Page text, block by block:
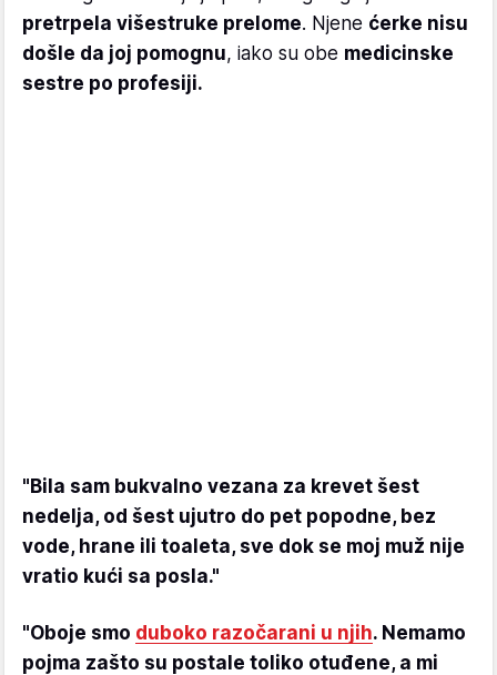
pretrpela višestruke prelome. Njene ćerke nisu
došle da joj pomognu, iako su obe medicinske
sestre po profesiji.
"Bila sam bukvalno vezana za krevet šest
nedelja, od šest ujutro do pet popodne, bez
vode, hrane ili toaleta, sve dok se moj muž nije
vratio kući sa posla."
"Oboje smo duboko razočarani u njih. Nemamo
pojma zašto su postale toliko otuđene, a mi